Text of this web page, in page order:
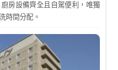
房設備齊全且自駕便利，唯獨
時間分配。